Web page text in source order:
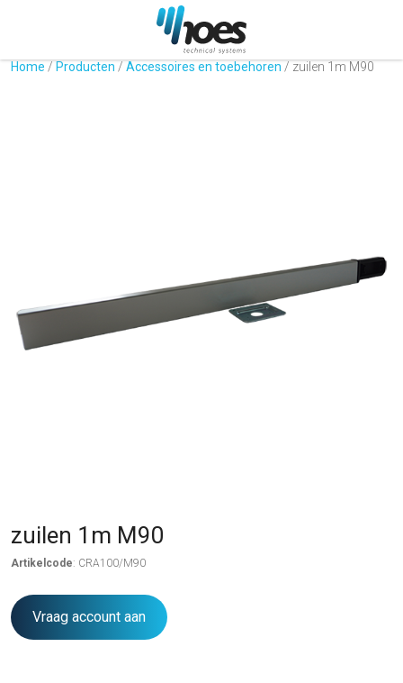
Home / Producten / Accessoires en toebehoren / zuilen 1m M90
zuilen 1m M90
Artikelcode: CRA100/M90
Vraag account aan